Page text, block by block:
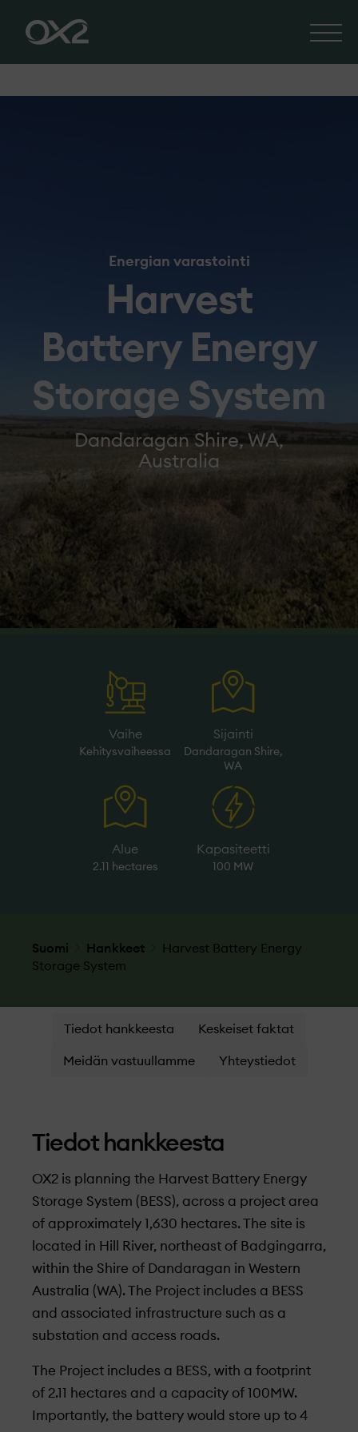
Energian varastointi
Harvest
Battery Energy
Storage System
Dandaragan Shire, WA,
Australia
Vaihe
Kehitysvaiheessa
Sijainti
Dandaragan Shire,
WA
Alue
2.11 hectares
Kapasiteetti
100 MW
Suomi Hankkeet
Harvest Battery Energy
Storage System
Tiedot hankkeesta Keskeiset faktat
Meidän vastuullamme Yhteystiedot
Tiedot hankkeesta
OX2 is planning the Harvest Battery Energy
Storage System (BESS), across a project area
of approximately 1,630 hectares. The site is
located in Hill River, northeast of Badgingarra,
within the Shire of Dandaragan in Western
Australia (WA). The Project includes a BESS
and associated infrastructure such as a
substation and access roads.
The Project includes a BESS, with a footprint
of 2.11 hectares and a capacity of 100MW.
Importantly, the battery would store up to 4